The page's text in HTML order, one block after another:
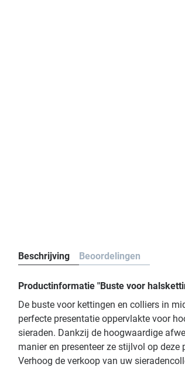
Beschrijving Beoordelingen
Productinformatie "Buste voor
De buste voor kettingen en colliers in
perfecte presentatie oppervlakte voor
sieraden. Dankzij de hoogwaardige
manier en presenteer ze stijlvol op
Verhoog de verkoop van uw